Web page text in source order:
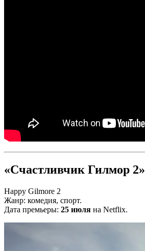
«Счастливчик Гилмор 2»
Happy Gilmore 2
Жанр: комедия, спорт.
Дата премьеры: 25 июля на Netflix.